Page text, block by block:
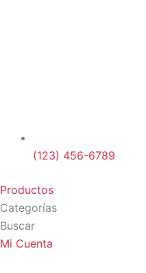
(123) 456-6789
Productos
Categorías
Buscar
Mi Cuenta